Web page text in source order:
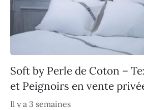
Soft by Perle de Coton –
et Peignoirs en vente
Il y a 3 semaines